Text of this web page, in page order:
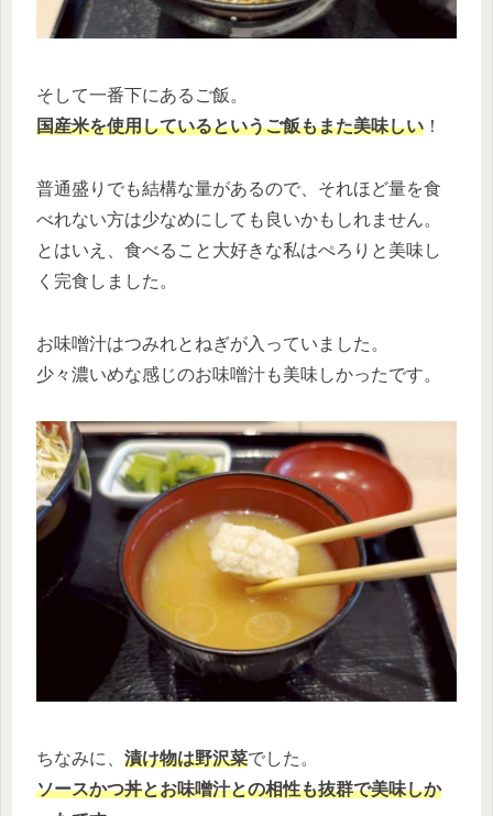
そして一番下にあるご飯。
国産米を使用しているというご飯もまた美味しい ！
普通盛りでも結構な量があるので、それほど量を食
べれない方は少なめにしても良いかもしれません。
とはいえ、食べること大好きな私はぺろりと美味し
く完食しました。
お味噌汁はつみれとねぎが入っていました。
少々濃いめな感じのお味噌汁も美味しかったです。
ちなみに、 漬け物は野沢菜でした。
ソースかつ丼とお味噌汁との相性も抜群で美味しか